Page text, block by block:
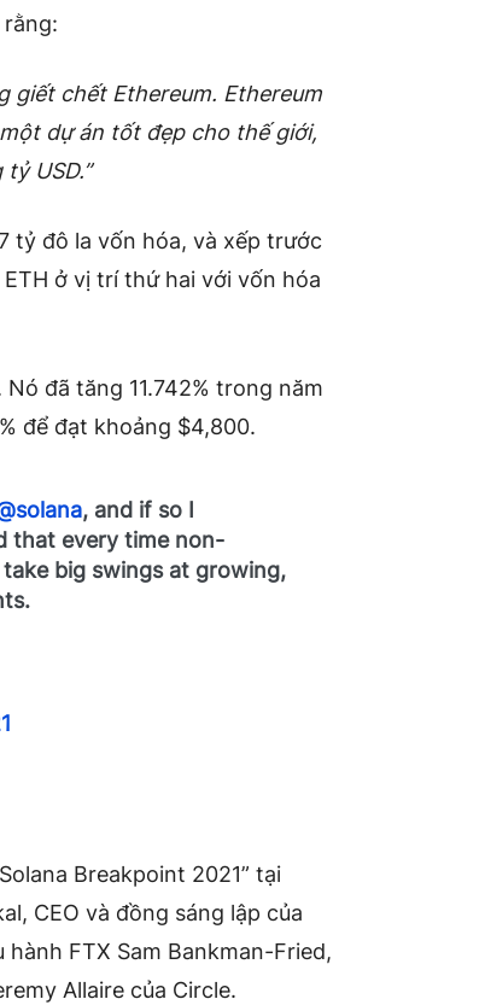
rằng:
giết chết Ethereum. Ethereum
dự án tốt đẹp cho thế giới,
USD.”
tỷ đô la vốn hóa, và xếp trước
ở vị trí thứ hai với vốn hóa
đã tăng 11.742% trong năm
để đạt khoảng $4,800.
, and if so I
that every time non-
big swings at growing,
Breakpoint 2021” tại
CEO và đồng sáng lập của
FTX Sam Bankman-Fried,
Allaire của Circle.